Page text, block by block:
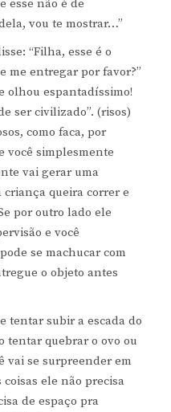
esse não é de
vou te mostrar…”
“Filha, esse é o
me entregar por favor?”
olhou espantadíssimo!
ser civilizado”. (risos)
como faca, por
você simplesmente
vai gerar uma
criança queira correr e
por outro lado ele
e você
se machucar com
o objeto antes
tentar subir a escada do
tentar quebrar o ovo ou
vai se surpreender em
ele não precisa
de espaço pra